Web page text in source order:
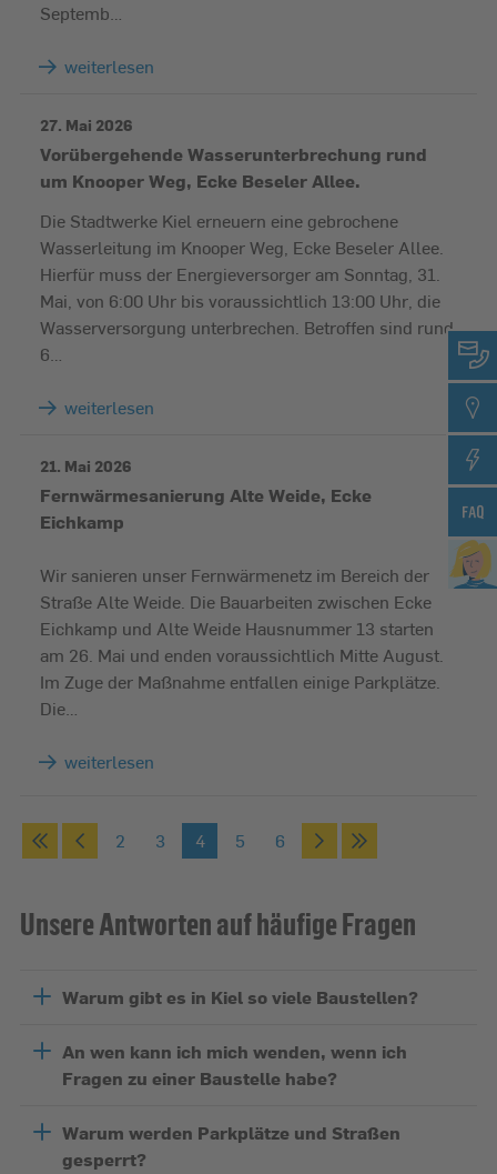
Septemb…
weiterlesen
27. Mai 2026
Vorübergehende Wasserunterbrechung rund
um Knooper Weg, Ecke Beseler Allee.
Die Stadtwerke Kiel erneuern eine gebrochene
Wasserleitung im Knooper Weg, Ecke Beseler Allee.
Hierfür muss der Energieversorger am Sonntag, 31.
Mai, von 6:00 Uhr bis voraussichtlich 13:00 Uhr, die
Wasserversorgung unterbrechen. Betroffen sind rund
6…
weiterlesen
21. Mai 2026
Fernwärmesanierung Alte Weide, Ecke
Eichkamp
Wir sanieren unser Fernwärmenetz im Bereich der
Straße Alte Weide. Die Bauarbeiten zwischen Ecke
Eichkamp und Alte Weide Hausnummer 13 starten
am 26. Mai und enden voraussichtlich Mitte August.
Im Zuge der Maßnahme entfallen einige Parkplätze.
Die…
weiterlesen
2 3 4 5 6
Unsere Antworten auf häufige Fragen
Warum gibt es in Kiel so viele Baustellen?
An wen kann ich mich wenden, wenn ich
Fragen zu einer Baustelle habe?
Warum werden Parkplätze und Straßen
gesperrt?